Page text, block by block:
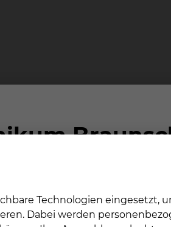
Technologien
Dabei werden